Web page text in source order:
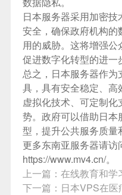
日本服务器采用加密
安全，确保政府机构
用的威胁。这将增强公
促进数字化转型的进一
总之，日本服务器作
具，具有安全稳定、
虚拟化技术、可定制
势。政府可以借助日
型，提升公共服务质量
更多东南亚服务器请访
https://www.mv4.cn/。
上一篇： 在线教育和学
下一篇： 日本VPS在